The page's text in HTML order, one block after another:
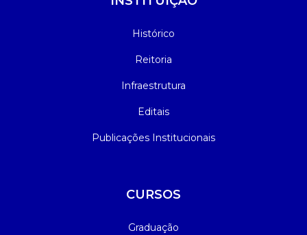
Histórico
Reitoria
Infraestrutura
Editais
Publicações Institucionais
CURSOS
Graduação